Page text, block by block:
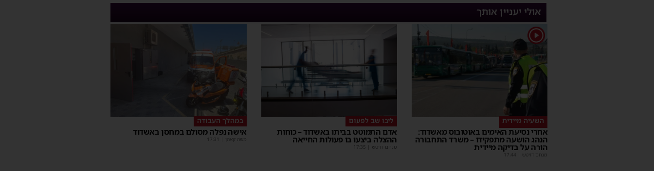
אולי יעניין אותך
1
השעיה מיידית
אחרי נסיעת האימים באוטובוס מאשדוד:
הנהג הושעה מתפקידו – משרד התחבורה
הורה על בדיקה מיידית
מנחם דויטש 17:44
ליבו שב לפעום
אדם התמוטט בביתו באשדוד – כוחות
ההצלה ביצעו בו פעולות החייאה
מנחם דויטש 17:35
במהלך העבודה
אישה נפלה מסולם במחסן באשדוד
משה קאהן 17:31